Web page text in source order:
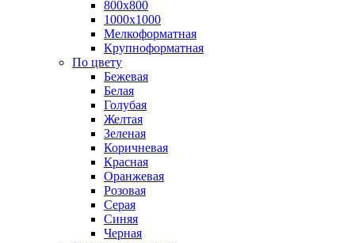
800х800
1000х1000
Мелкоформатная
Крупноформатная
По цвету
Бежевая
Белая
Голубая
Желтая
Зеленая
Коричневая
Красная
Оранжевая
Розовая
Серая
Синяя
Черная